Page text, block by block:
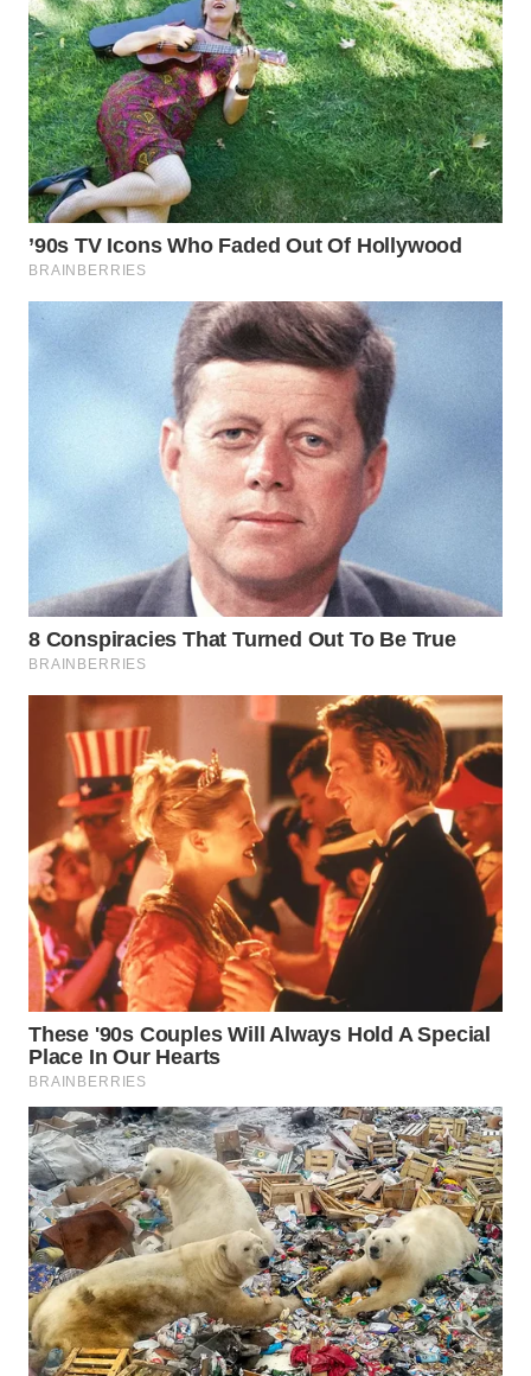
WN
DEPOK
WN
TAPANULI
UTARA
WN
SAMOSIR
WN
LAWAS
WN
KEPULAUAN
SERIBU
WN
TANGERANG
WN
BINJAI
WN
CIREBON
WN
INDRAMAYU
WN
KUNINGAN
WN
MAJALENGKA
WN
SUBANG
WN
SUKABUMI